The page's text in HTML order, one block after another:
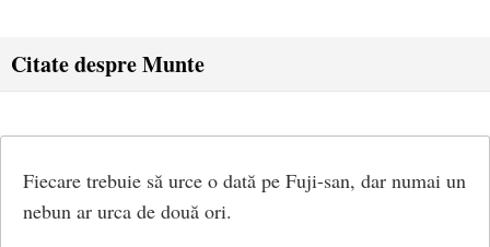
Citate despre Munte
Fiecare trebuie să urce o dată pe Fuji-san, dar numai un
nebun ar urca de două ori.